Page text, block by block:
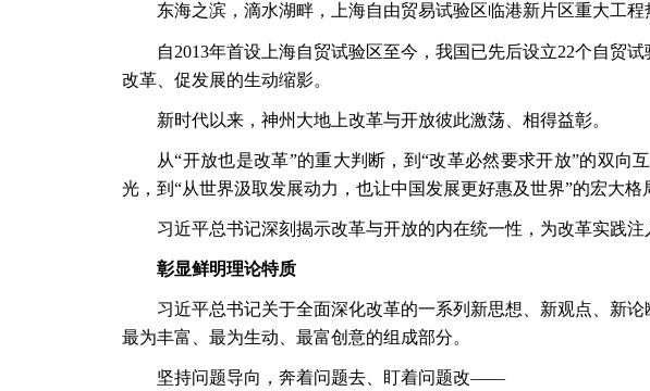
东海之滨，滴水湖畔，上海自由贸易试验区临港新片区重大工程
自2013年首设上海自贸试验区至今，我国已先后设立22个自贸
改革、促发展的生动缩影。
新时代以来，神州大地上改革与开放彼此激荡、相得益彰。
从“开放也是改革”的重大判断，到“改革必然要求开放”的双向
光，到“从世界汲取发展动力，也让中国发展更好惠及世界”的宏大
习近平总书记深刻揭示改革与开放的内在统一性，为改革实践注
彰显鲜明理论特质
习近平总书记关于全面深化改革的一系列新思想、新观点、新
最为丰富、最为生动、最富创意的组成部分。
坚持问题导向，奔着问题去、盯着问题改——